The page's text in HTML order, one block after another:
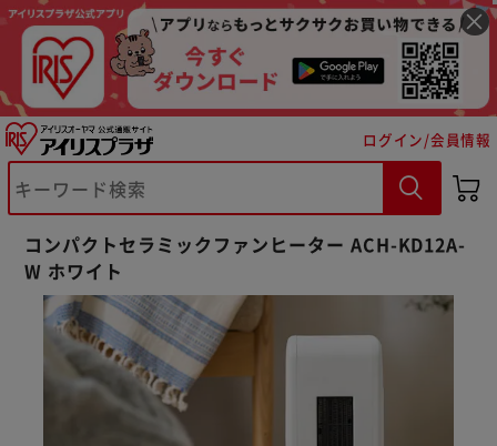
ログイン/会員情報
コンパクトセラミックファンヒーター ACH-KD12A-
W ホワイト
※ご確認ください